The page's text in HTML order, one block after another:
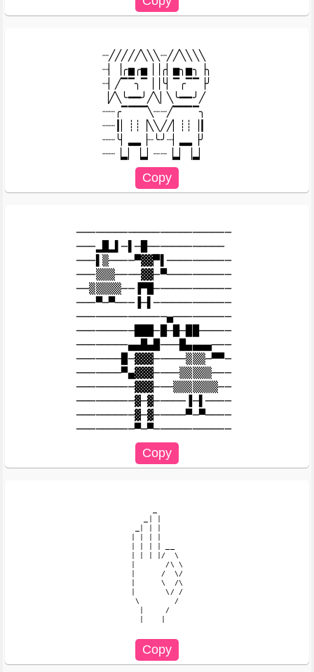
┈╱╱╱╱╱╲╲╲┈╱╱╲╲╲╲
┈▏▕╭▅╭▅▕▕╭▏▅╮▅╮▕╮
┈▏╱▔▔╮▔▕▕╰▏▔╭▔▔▕╯
▕╱╲╰━━╯╱╲▏╲╰━━╯╱
┈┈╭▔▔▔▔╲┈┈╱▔▔▔▔╮
┈┈┃▏┊┊▕╲╲╱╱▏┊┊▕┃
┈┈╰▏▂▂▕┈╰╯┈▏▂▂▕╯
────────────────────────
───▂█▂▌─▌─█────────────
───▌▒────▀▓▓▀▌──────────
───▒▒▒────▓▓─▀──────────
──▒▒▒▒▒──▐▀█────────────
───▀─▀───▐─▌────────────
──────────────▄─────────
─────────███─█─█─██─────
────────▄▄█▄█───█▄▄▄▄───
───────█─▓▓▓─────▒▒▒─▀▀─
───────▀▄▓▓▓────▒▒▒▒▒───
─────────▓▓▓───▒▒▒▒▒▒▒──
─────────▓─▓─────▐─▌────
─────────▓─▓─────▀─▀────
| | | |/  \
|       /\ \
|      /  \/
|      \  /\
|       \/ /
\        /
  |     /